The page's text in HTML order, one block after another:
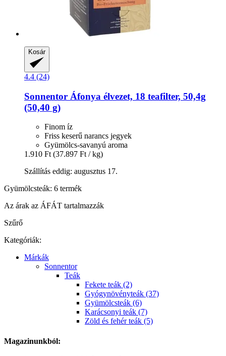
Kosár
4.4 (24)
Sonnentor Áfonya élvezet, 18 teafilter, 50,4g
(50,40 g)
Finom íz
Friss keserű narancs jegyek
Gyümölcs-savanyú aroma
1.910 Ft (37.897 Ft / kg)
Szállítás eddig: augusztus 17.
Gyümölcsteák: 6 termék
Az árak az ÁFÁT tartalmazzák
Szűrő
Kategóriák:
Márkák
Sonnentor
Teák
Fekete teák (2)
Gyógynövényteák (37)
Gyümölcsteák (6)
Karácsonyi teák (7)
Zöld és fehér teák (5)
Magazinunkból: